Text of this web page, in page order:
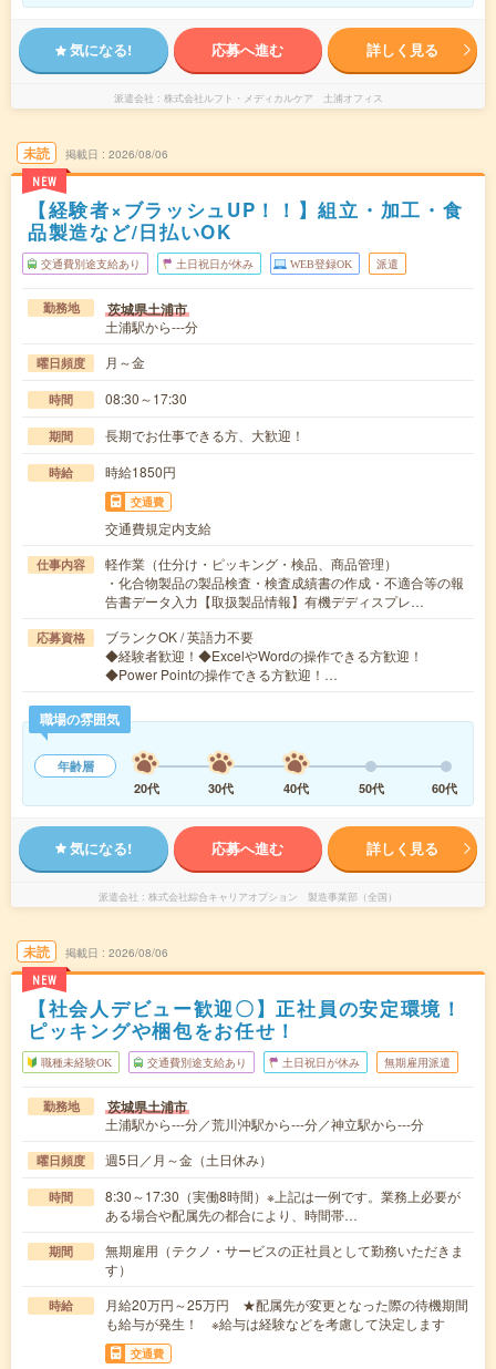
気になる! 応募へ進む 詳しく見る
派遣会社 株式会社ルフト・メディカルケア 土浦オフィス
未読
NEW
掲載日 2026/08/06
【経験者×ブラッシュUP！！】組立・加工・食
品製造など/日払いOK
交通費別途支給あり 土日祝日が休み WEB登録OK 派遣
勤務地 茨城県土浦市
土浦駅から---分
曜日頻度 月～金
時間 08:30～17:30
期間 長期でお仕事できる方、大歓迎！
時給 時給1850円
交通費
交通費規定内支給
仕事内容
軽作業（仕分け・ピッキング・検品、商品管理）
・化合物製品の製品検査・検査成績書の作成・不適合等の報
告書データ入力【取扱製品情報】有機デディスプレ…
応募資格
ブランクOK / 英語力不要
◆経験者歓迎！◆ExcelやWordの操作できる方歓迎！
◆Power Pointの操作できる方歓迎！…
職場の雰囲気
年齢層
20代
30代 40代 50代 60代
気になる! 応募へ進む 詳しく見る
派遣会社 株式会社綜合キャリアオプション 製造事業部（全国）
未読
NEW
掲載日 2026/08/06
【社会人デビュー歓迎〇】正社員の安定環境！
ピッキングや梱包をお任せ！
職種未経験OK 交通費別途支給あり 土日祝日が休み 無期雇用派遣
勤務地 茨城県土浦市
土浦駅から---分／荒川沖駅から---分／神立駅から---分
曜日頻度 週5日／月～金（土日休み）
時間
8:30～17:30（実働8時間）※上記は一例です。業務上必要が
ある場合や配属先の都合により、時間帯…
期間
無期雇用（テクノ・サービスの正社員として勤務いただきま
す）
時給
月給20万円～25万円 ★配属先が変更となった際の待機期間
も給与が発生！ ※給与は経験などを考慮して決定します
交通費